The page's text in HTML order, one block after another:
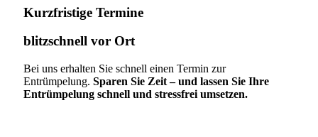
Kurzfristige Termine​
blitzschnell vor Ort
Bei uns erhalten Sie schnell einen Termin zur
Entrümpelung. Sparen Sie Zeit – und lassen Sie Ihre
Entrümpelung schnell und stressfrei umsetzen.